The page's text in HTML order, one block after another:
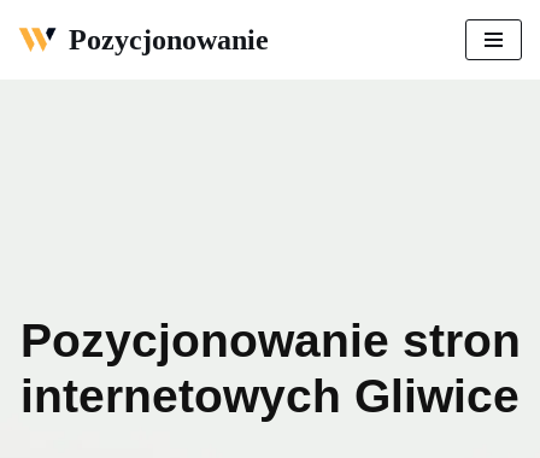
Pozycjonowanie
Pozycjonowanie stron
internetowych Gliwice